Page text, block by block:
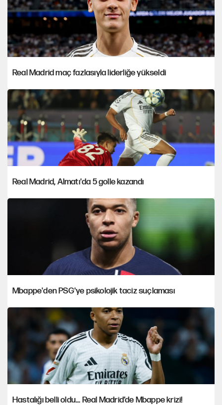
Real Madrid maç fazlasıyla liderliğe yükseldi
Real Madrid, Almatı'da 5 golle kazandı
Mbappe'den PSG'ye psikolojik taciz suçlaması
Hastalığı belli oldu... Real Madrid’de Mbappe krizi!